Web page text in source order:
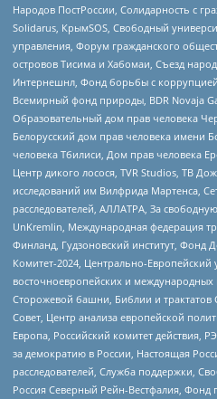
Народов ПостРоссии, Солидарность с
Solidarus, КрымSOS, Свободный
управления, Форум гражданского
островов Тисима и Хабомаи, Съезд
Интернешнл, Фонд борьбы с коррупцией
Всемирный фонд природы, BDR Novaja
Образовательный дом прав человека
Белорусский дом прав человека имени
человека Тбилиси, Дом прав человека
Центр дикого лосося, TVR Studios, ТВ
исследований им Вилфрида Мартенса,
расследователей, АЛЛАТРА, За
UnKremlin, Международная федерация
Финланд, Гудзоновский институт, Фонд
Комитет-2024, Центрально-Европейский
восточноевропейских и
Сторожевой башни, Библии и трактатов
Совет, Центр анализа европейской
Европа, Российский комитет действия,
за демократию в России, Настоящая
расследователей, Служба поддержки,
Россия Северный Рейн-Вестфалия,